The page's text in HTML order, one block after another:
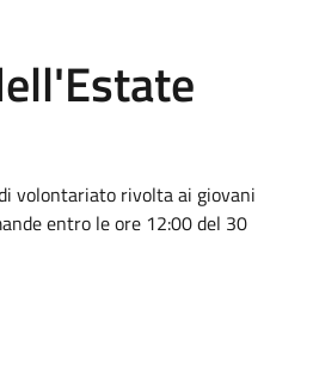
volontariato rivolta ai giovani
entro le ore 12:00 del 30